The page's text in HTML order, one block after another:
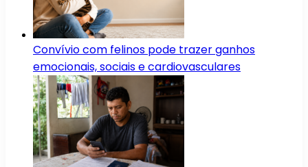
Convívio com felinos pode trazer ganhos
emocionais, sociais e cardiovasculares